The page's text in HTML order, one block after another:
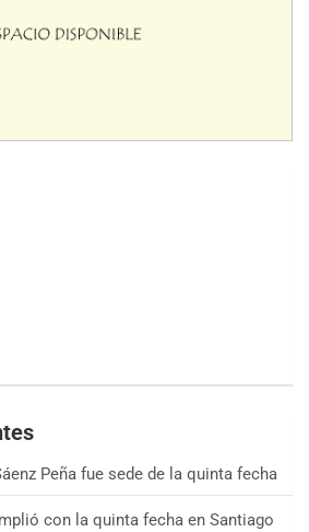
Peña fue sede de la quinta fecha
con la quinta fecha en Santiago